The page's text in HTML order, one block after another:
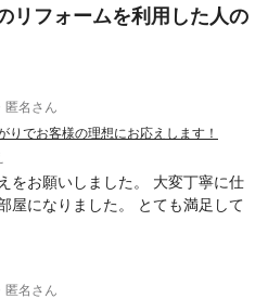
リフォームを利用した人の
名さん
でお客様の理想にお応えします！
をお願いしました。 大変丁寧に仕
屋になりました。 とても満足して
名さん